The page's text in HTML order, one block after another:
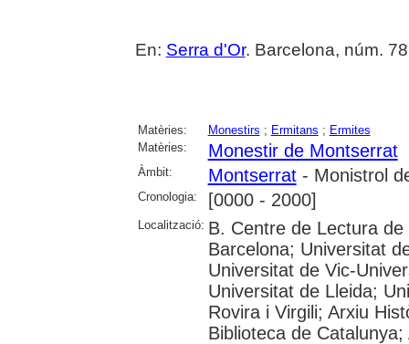
En: Serra d'Or. Barcelona, núm.
Matèries: Monestirs ; Ermitans ; Ermites
Matèries:
Monestir de Montserrat
Àmbit: Montserrat- Monistrol
Cronologia: [0000 - 2000]
Localització: B. Centre de Lectura
Barcelona; Universitat
Universitat de Vic-
Universitat de Lleida;
Rovira i Virgili; Arxiu
Biblioteca de